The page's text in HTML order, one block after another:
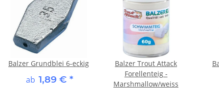
Balzer Grundblei 6-eckig
ab 1,89 € *
Balzer Trout Attack
Forellenteig -
Marshmallow/weiss